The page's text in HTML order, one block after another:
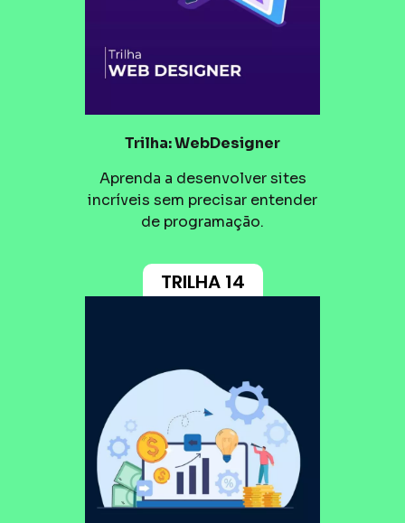
Trilha: WebDesigner
Aprenda a desenvolver sites
incríveis sem precisar entender
de programação.
TRILHA 14